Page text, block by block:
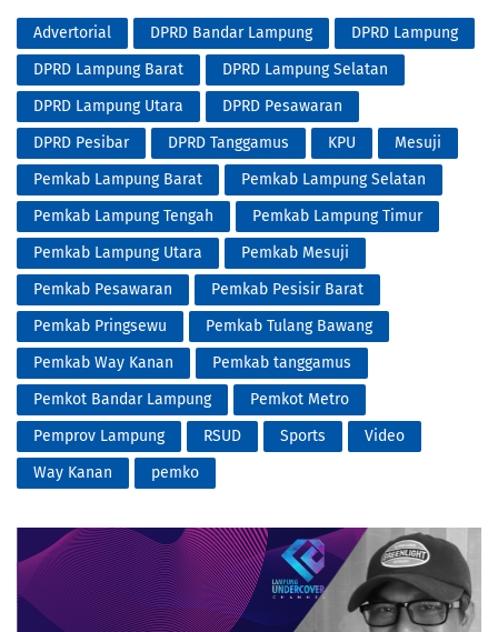
Advertorial DPRD Bandar Lampung
DPRD Lampung
DPRD Lampung Barat
DPRD Lampung Selatan
DPRD Lampung Utara
DPRD Pesawaran
DPRD Pesibar
DPRD Tanggamus KPU
Mesuji
Pemkab Lampung Barat
Pemkab Lampung Selatan
Pemkab Lampung Tengah
Pemkab Lampung Timur
Pemkab Lampung Utara
Pemkab Mesuji
Pemkab Pesawaran
Pemkab Pesisir Barat
Pemkab Pringsewu
Pemkab Tulang Bawang
Pemkab Way Kanan
Pemkab tanggamus
Pemkot Bandar Lampung
Pemkot Metro
Pemprov Lampung
RSUD Sports
Video
Way Kanan
pemko